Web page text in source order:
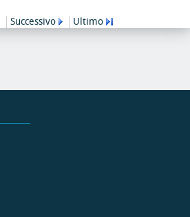
Successivo Ultimo